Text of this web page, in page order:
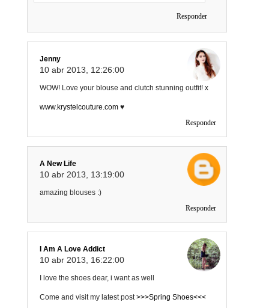
Responder
Jenny
10 abr 2013, 12:26:00
WOW! Love your blouse and clutch stunning outfit! x
www.krystelcouture.com ♥
Responder
A New Life
10 abr 2013, 13:19:00
amazing blouses :)
Responder
I Am A Love Addict
10 abr 2013, 16:22:00
I love the shoes dear, i want as well
Come and visit my latest post>>>Spring Shoes<<<